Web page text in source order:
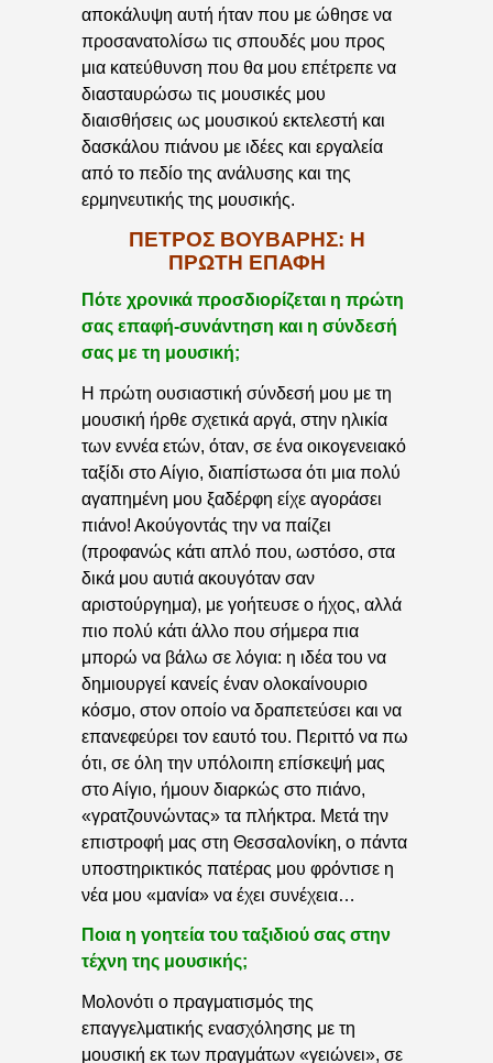
αποκάλυψη αυτή ήταν που με ώθησε να
προσανατολίσω τις σπουδές μου προς
μια κατεύθυνση που θα μου επέτρεπε να
διασταυρώσω τις μουσικές μου
διαισθήσεις ως μουσικού εκτελεστή και
δασκάλου πιάνου με ιδέες και εργαλεία
από το πεδίο της ανάλυσης και της
ερμηνευτικής της μουσικής.
ΠΈΤΡΟΣ ΒΟΎΒΑΡΗΣ: Η
ΠΡΏΤΗ ΕΠΑΦΉ
Πότε χρονικά προσδιορίζεται η πρώτη
σας επαφή-συνάντηση και η σύνδεσή
σας με τη μουσική;
Η πρώτη ουσιαστική σύνδεσή μου με τη
μουσική ήρθε σχετικά αργά, στην ηλικία
των εννέα ετών, όταν, σε ένα οικογενειακό
ταξίδι στο Αίγιο, διαπίστωσα ότι μια πολύ
αγαπημένη μου ξαδέρφη είχε αγοράσει
πιάνο! Ακούγοντάς την να παίζει
(προφανώς κάτι απλό που, ωστόσο, στα
δικά μου αυτιά ακουγόταν σαν
αριστούργημα), με γοήτευσε ο ήχος, αλλά
πιο πολύ κάτι άλλο που σήμερα πια
μπορώ να βάλω σε λόγια: η ιδέα του να
δημιουργεί κανείς έναν ολοκαίνουριο
κόσμο, στον οποίο να δραπετεύσει και να
επανεφεύρει τον εαυτό του. Περιττό να πω
ότι, σε όλη την υπόλοιπη επίσκεψή μας
στο Αίγιο, ήμουν διαρκώς στο πιάνο,
«γρατζουνώντας» τα πλήκτρα. Μετά την
επιστροφή μας στη Θεσσαλονίκη, ο πάντα
υποστηρικτικός πατέρας μου φρόντισε η
νέα μου «μανία» να έχει συνέχεια…
Ποια η γοητεία του ταξιδιού σας στην
τέχνη της μουσικής;
Μολονότι ο πραγματισμός της
επαγγελματικής ενασχόλησης με τη
μουσική εκ των πραγμάτων «γειώνει», σε